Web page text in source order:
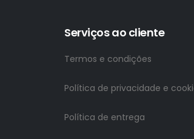
Serviços ao cliente
Termos e condições
Política de privacidade e
Política de entrega